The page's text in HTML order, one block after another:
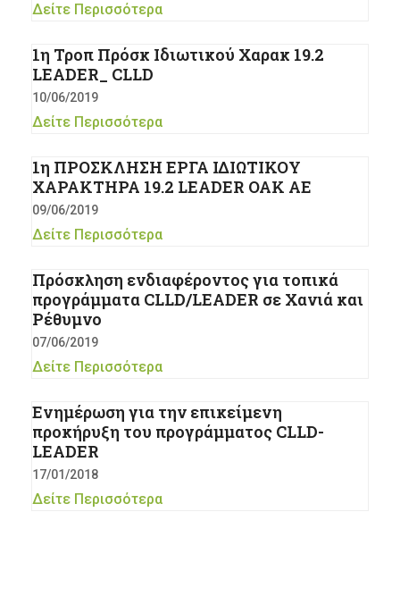
Δείτε Περισσότερα
1η Τροπ Πρόσκ Ιδιωτικού Χαρακ 19.2
LEADER_ CLLD
10/06/2019
Δείτε Περισσότερα
1η ΠΡΟΣΚΛΗΣΗ ΕΡΓΑ ΙΔΙΩΤΙΚΟΥ
ΧΑΡΑΚΤΗΡΑ 19.2 LEADER ΟΑΚ ΑΕ
09/06/2019
Δείτε Περισσότερα
Πρόσκληση ενδιαφέροντος για τοπικά
προγράμματα CLLD/LEADER σε Χανιά και
Ρέθυμνο
07/06/2019
Δείτε Περισσότερα
Ενημέρωση για την επικείμενη
προκήρυξη του προγράμματος CLLD-
LEADER
17/01/2018
Δείτε Περισσότερα